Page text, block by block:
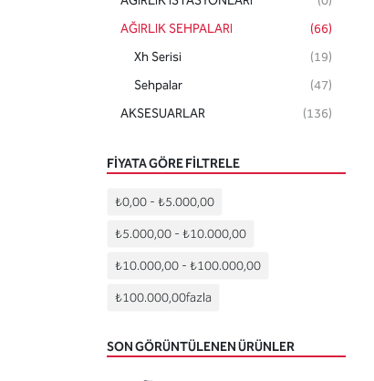
AĞIRLIK SEHPALARI
(66)
Xh Serisi
(19)
Sehpalar
(47)
AKSESUARLAR
(136)
FIYATA GÖRE FILTRELE
₺0,00 - ₺5.000,00
₺5.000,00 - ₺10.000,00
₺10.000,00 - ₺100.000,00
₺100.000,00fazla
SON GÖRÜNTÜLENEN ÜRÜNLER